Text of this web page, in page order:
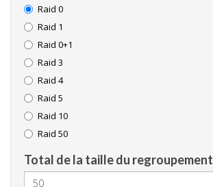
Raid 0
Raid 1
Raid 0+1
Raid 3
Raid 4
Raid 5
Raid 10
Raid 50
Total de la taille du regroupement